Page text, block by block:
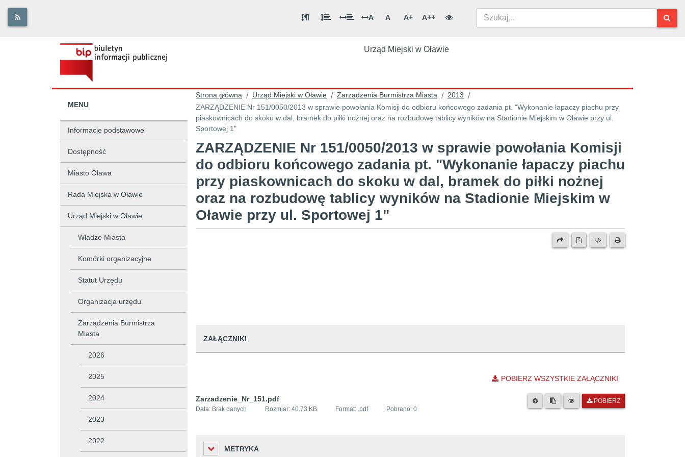
A A A+ A++
Urząd Miejski w Oławie
MENU
Informacje podstawowe
Dostępność
Miasto Oława
Rada Miejska w Oławie
Urząd Miejski w Oławie
Władze Miasta
Komórki organizacyjne
Statut Urzędu
Organizacja urzędu
Zarządzenia Burmistrza
Miasta
2026
2025
2024
2023
2022
Strona główna / Urząd Miejski w Oławie / Zarządzenia Burmistrza Miasta / 2013 /
ZARZĄDZENIE Nr 151/0050/2013 w sprawie powołania Komisji do odbioru końcowego zadania pt. "Wykonanie łapaczy piachu przy
piaskownicach do skoku w dal, bramek do piłki nożnej oraz na rozbudowę tablicy wyników na Stadionie Miejskim w Oławie przy ul.
Sportowej 1"
ZARZĄDZENIE Nr 151/0050/2013 w sprawie powołania Komisji
do odbioru końcowego zadania pt. "Wykonanie łapaczy piachu
przy piaskownicach do skoku w dal, bramek do piłki nożnej
oraz na rozbudowę tablicy wyników na Stadionie Miejskim w
Oławie przy ul. Sportowej 1"
ZAŁĄCZNIKI
POBIERZ WSZYSTKIE ZAŁĄCZNIKI
Zarzadzenie_Nr_151.pdf
Data: Brak danych Rozmiar: 40.73 KB Format: .pdf Pobrano: 0
POBIERZ
METRYKA